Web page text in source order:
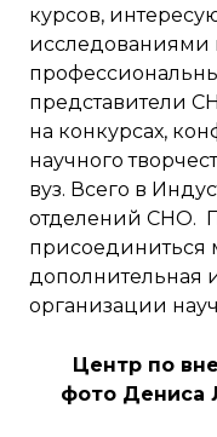
курсов,
исследованиями
представители
на конкурсах,
научного
вуз. Всего в
отделений СНО.
присоединиться
дополнительная
организации
Центр по
фото Дениса